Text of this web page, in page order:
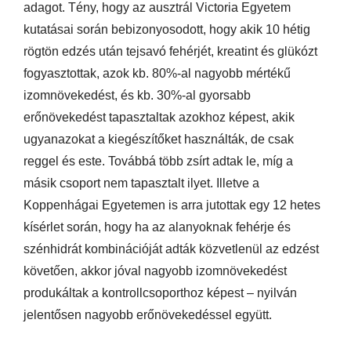
adagot. Tény, hogy az ausztrál Victoria Egyetem
kutatásai során bebizonyosodott, hogy akik 10 hétig
rögtön edzés után tejsavó fehérjét, kreatint és glükózt
fogyasztottak, azok kb. 80%-al nagyobb mértékű
izomnövekedést, és kb. 30%-al gyorsabb
erőnövekedést tapasztaltak azokhoz képest, akik
ugyanazokat a kiegészítőket használták, de csak
reggel és este. Továbbá több zsírt adtak le, míg a
másik csoport nem tapasztalt ilyet. Illetve a
Koppenhágai Egyetemen is arra jutottak egy 12 hetes
kísérlet során, hogy ha az alanyoknak fehérje és
szénhidrát kombinációját adták közvetlenül az edzést
követően, akkor jóval nagyobb izomnövekedést
produkáltak a kontrollcsoporthoz képest – nyilván
jelentősen nagyobb erőnövekedéssel együtt.